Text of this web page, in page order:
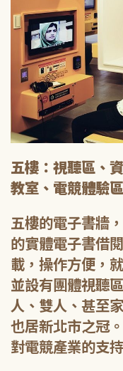
五樓：視聽區、
教室、電競體驗區
五樓的電子書牆
的實體電子書借
載，操作方便，
並設有團體視聽
人、雙人、甚至
也居新北市之冠
對電競產業的支